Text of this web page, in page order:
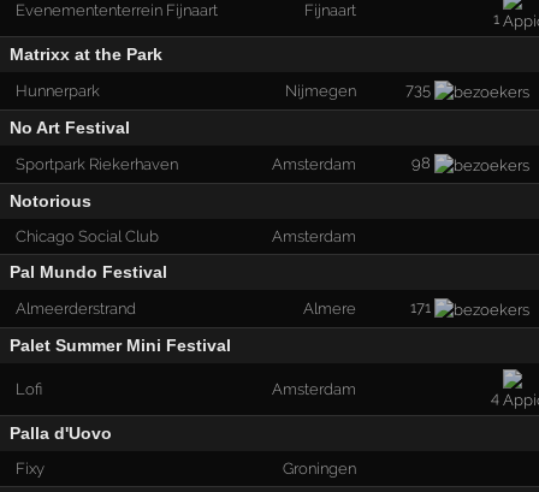
Evenemententerrein Fijnaart Fijnaart 1
Matrixx at the Park
Hunnerpark Nijmegen 735
No Art Festival
Sportpark Riekerhaven Amsterdam 98
Notorious
Chicago Social Club Amsterdam
Pal Mundo Festival
Almeerderstrand Almere 171
Palet Summer Mini Festival
Lofi Amsterdam 4
Palla d'Uovo
Fixy Groningen